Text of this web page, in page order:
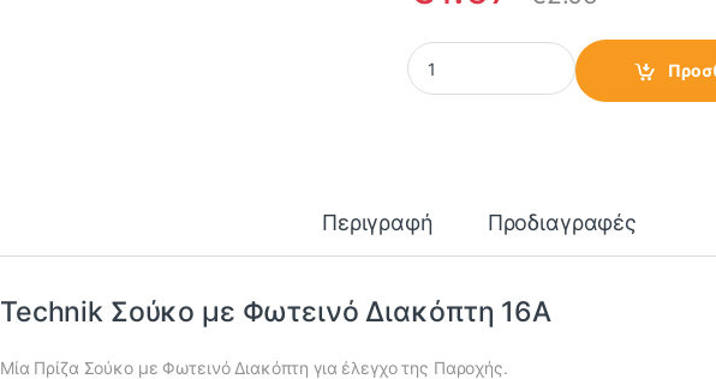
Technik Σούκο με Φωτεινό Διακόπτη
Περιγραφή Προδιαγραφές
Technik Σούκο με Φωτεινό Διακόπτη 16Α
Μία Πρίζα Σούκο με Φωτεινό Διακόπτη για έλεγχο της Παροχής.